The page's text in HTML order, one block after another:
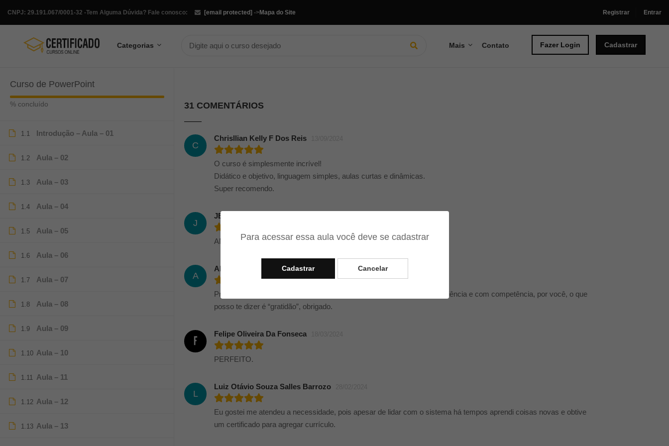
Para acessar essa aula você deve se cadastrar
Cadastrar Cancelar
Tem Alguma Dúvida? Fale conosco: [email protected]
CNPJ: 29.191.067/0001-32 - ->Mapa do Site Registrar Entrar
Categorias Mais Contato Fazer Login Cadastrar
Curso de PowerPoint
% concluído
1.1 Introdução – Aula – 01
1.2 Aula – 02
1.3 Aula – 03
1.4 Aula – 04
1.5 Aula – 05
1.6 Aula – 06
1.7 Aula – 07
1.8 Aula – 08
1.9 Aula – 09
1.10 Aula – 10
1.11 Aula – 11
1.12 Aula – 12
1.13 Aula – 13
31 COMENTÁRIOS
C
Chrisllian Kelly F Dos Reis
O curso é simplesmente incrível!
Didático e objetivo, linguagem simples, aulas curtas e dinâmicas.
Super recomendo.
J
JEDU LUIS LUCIANO
AMEI MUITO TEACHER
A
Abdias Moreira Barbosa 15/04/2024
Professor, resumindo o que obtive nestes 26 lições dado com muita paciência e com competência, por você, o que
posso te dizer é “gratidão”, obrigado.
Felipe Oliveira Da Fonseca
PERFEITO.
L
Luiz Otávio Souza Salles Barrozo
Eu gostei me atendeu a necessidade, pois apesar de lidar com o sistema há tempos aprendi coisas novas e obtive
um certificado para agregar currículo.